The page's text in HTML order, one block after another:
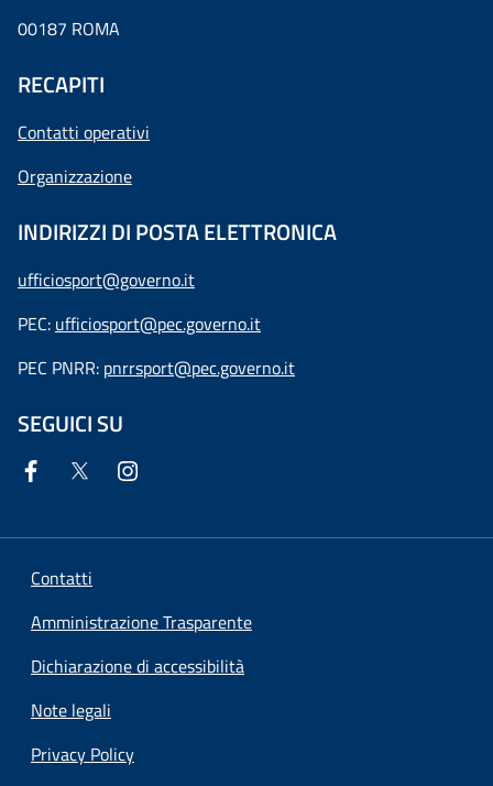
00187 ROMA
RECAPITI
Contatti operativi
Organizzazione
INDIRIZZI DI POSTA ELETTRONICA
ufficiosport@governo.it
PEC: ufficiosport@pec.governo.it
PEC PNRR: pnrrsport@pec.governo.it
SEGUICI SU
Contatti
Amministrazione Trasparente
Dichiarazione di accessibilità
Note legali
Privacy Policy